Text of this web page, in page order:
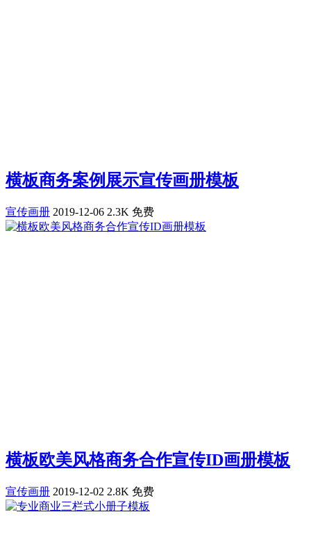
横板商务案例展示宣传画册模板
宣传画册 2019-12-06 2.3K 免费
横板欧美风格商务合作宣传ID画册模板
宣传画册 2019-12-02 2.8K 免费